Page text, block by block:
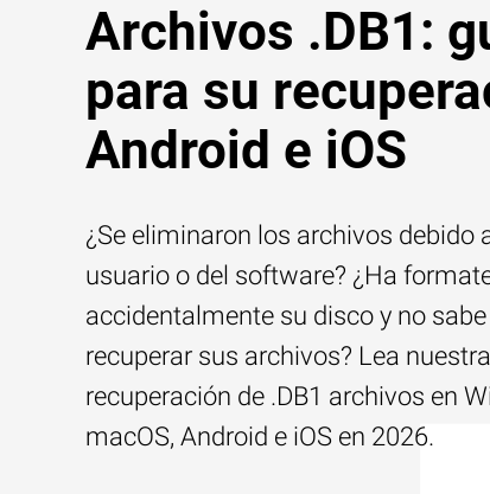
Archivos .DB1:
para su
Android e iOS
¿Se eliminaron los archivos debido
usuario o del software? ¿Ha
accidentalmente su disco y no
recuperar sus archivos? Lea
recuperación de .DB1 archivos en
macOS, Android e iOS en 2026.